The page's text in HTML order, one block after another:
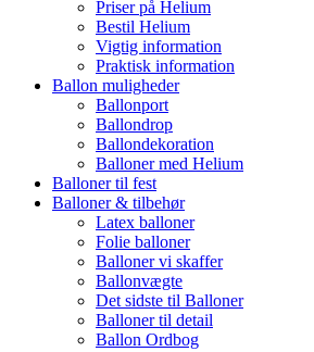
Priser på Helium
Bestil Helium
Vigtig information
Praktisk information
Ballon muligheder
Ballonport
Ballondrop
Ballondekoration
Balloner med Helium
Balloner til fest
Balloner & tilbehør
Latex balloner
Folie balloner
Balloner vi skaffer
Ballonvægte
Det sidste til Balloner
Balloner til detail
Ballon Ordbog